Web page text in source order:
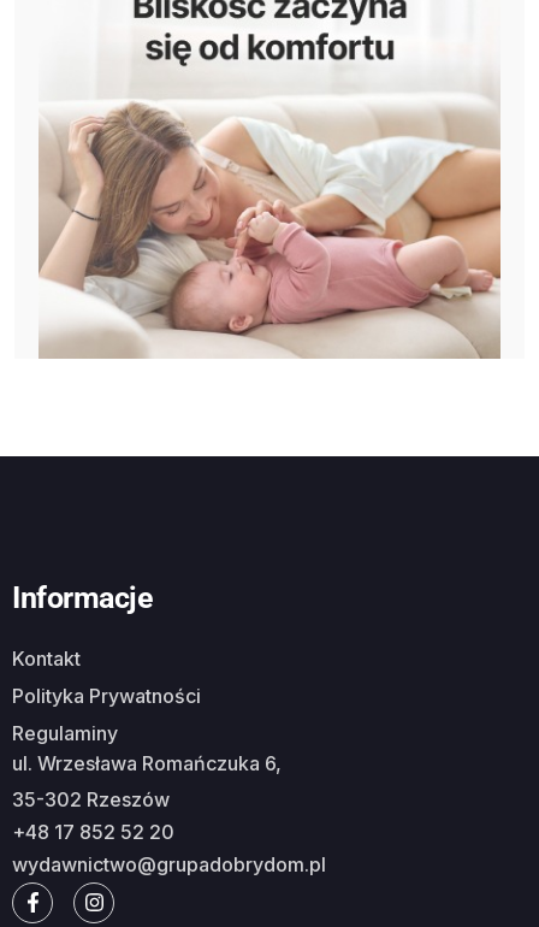
Informacje
Kontakt
Polityka Prywatności
Regulaminy
ul. Wrzesława Romańczuka 6,
35-302 Rzeszów
+48 17 852 52 20
wydawnictwo@grupadobrydom.pl